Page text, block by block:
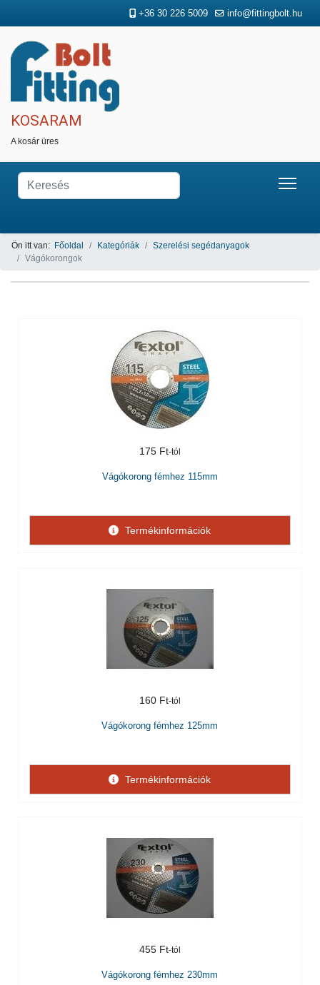
+36 30 226 5009 info@fittingbolt.hu
KOSARAM
A kosár üres
Ön itt van: Főoldal Kategóriák
Szerelési segédanyagok
Vágókorongok
175 Ft
Vágókorong fémhez 115mm
Termékinformációk
160 Ft
Vágókorong fémhez 125mm
Termékinformációk
455 Ft
Vágókorong fémhez 230mm